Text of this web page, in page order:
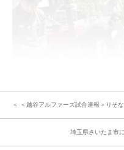
＜ ＜越谷アルファーズ試合速報＞りそ
埼玉県さいたま市